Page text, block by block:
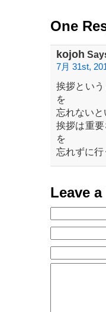
One
kojoh
7月 31st,
挨拶とい
を
忘れないと
挨拶は重
を
忘れずに行
Leave